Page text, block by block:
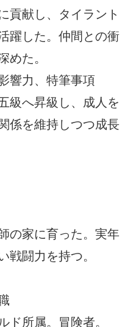
貢献し、タイラント
躍した。仲間との衝
めた。
響力、特筆事項
級へ昇級し、成人を
係を維持しつつ成長
の家に育った。実年
戦闘力を持つ。
所属。冒険者。